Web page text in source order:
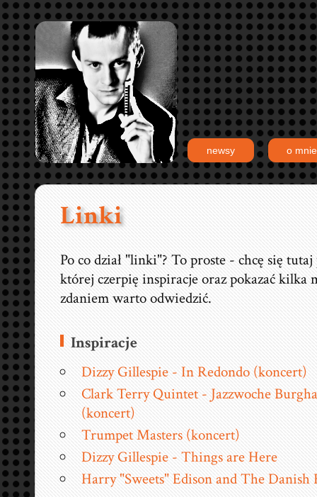
newsy o mnie
Linki
Po co dział "linki"? To proste - chcę się
której czerpię inspiracje oraz pokazać kilka
zdaniem warto odwiedzić.
Inspiracje
Dizzy Gillespie - In Redondo (koncert)
Clark Terry Quintet - Jazzwoche
(koncert)
Trumpet Masters (koncert)
Dizzy Gillespie - Things are Here
Harry "Sweets" Edison and The Danish